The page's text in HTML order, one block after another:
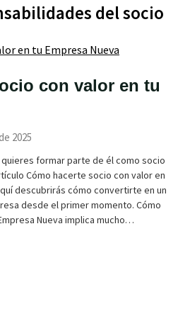
del socio
con valor en tu
2025
formar parte de él como socio
Cómo hacerte socio con valor en
descubrirás cómo convertirte en un
desde el primer momento. Cómo
Nueva implica mucho…